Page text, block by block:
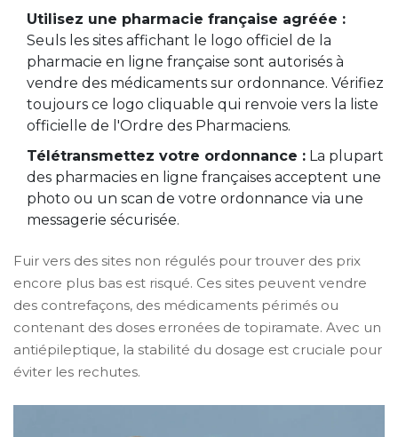
Utilisez une pharmacie française agréée :
Seuls les sites affichant le logo officiel de la
pharmacie en ligne française sont autorisés à
vendre des médicaments sur ordonnance. Vérifiez
toujours ce logo cliquable qui renvoie vers la liste
officielle de l'Ordre des Pharmaciens.
Télétransmettez votre ordonnance : La plupart
des pharmacies en ligne françaises acceptent une
photo ou un scan de votre ordonnance via une
messagerie sécurisée.
Fuir vers des sites non régulés pour trouver des prix
encore plus bas est risqué. Ces sites peuvent vendre
des contrefaçons, des médicaments périmés ou
contenant des doses erronées de topiramate. Avec un
antiépileptique, la stabilité du dosage est cruciale pour
éviter les rechutes.